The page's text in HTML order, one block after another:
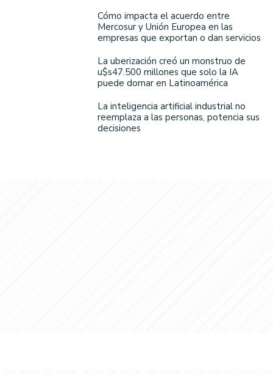
Cómo impacta el acuerdo entre
Mercosur y Unión Europea en las
empresas que exportan o dan servicios
La uberización creó un monstruo de
u$s47.500 millones que solo la IA
puede domar en Latinoamérica
La inteligencia artificial industrial no
reemplaza a las personas, potencia sus
decisiones